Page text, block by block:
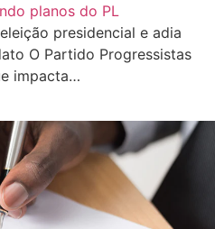
planos do PL
presidencial e adia
O Partido Progressistas
impacta…